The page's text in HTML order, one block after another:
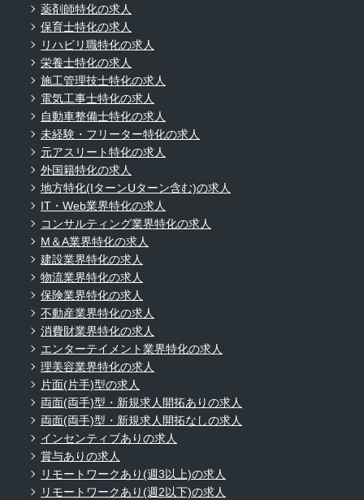
薬剤師特化の求人
保育士特化の求人
リハビリ職特化の求人
栄養士特化の求人
施工管理技士特化の求人
電気工事士特化の求人
自動車整備士特化の求人
未経験・フリーター特化の求人
元アスリート特化の求人
外国籍特化の求人
地方特化(IターンUターン含む)の求人
IT・Web業界特化の求人
コンサルティング業界特化の求人
M＆A業界特化の求人
建設業界特化の求人
物流業界特化の求人
保険業界特化の求人
不動産業界特化の求人
消費財業界特化の求人
エンターテイメント業界特化の求人
理美容業界特化の求人
片面(片手)型の求人
両面(両手)型・新規求人開拓ありの求人
両面(両手)型・新規求人開拓なしの求人
インセンティブありの求人
賞与ありの求人
リモートワークあり(週3以上)の求人
リモートワークあり(週2以下)の求人